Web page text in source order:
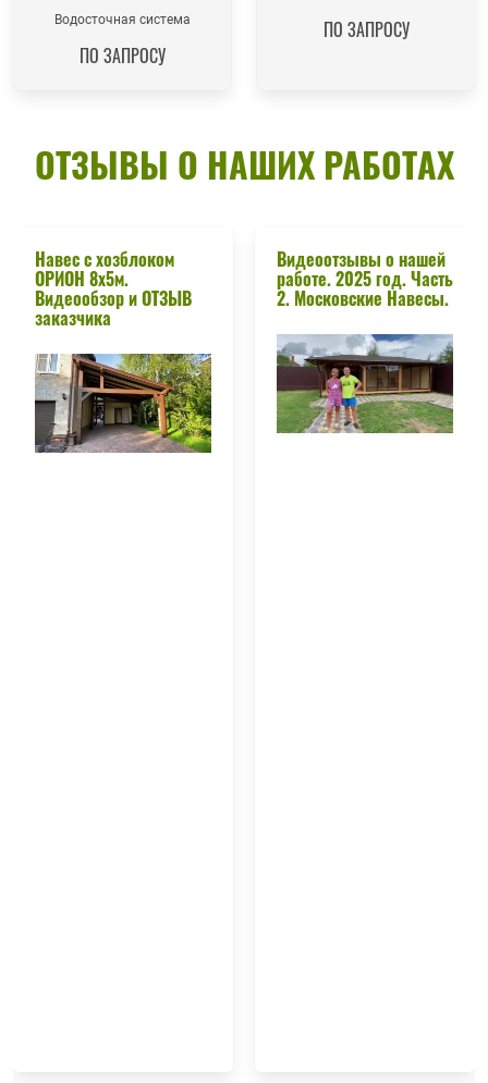
Водосточная система
ПО ЗАПРОСУ
ПО ЗАПРОСУ
ОТЗЫВЫ О НАШИХ РАБОТАХ
Навес c хозблоком
ОРИОН 8х5м.
Видеообзор и ОТЗЫВ
заказчика
Видеоотзывы о нашей
работе. 2025 год. Часть
2. Московские Навесы.